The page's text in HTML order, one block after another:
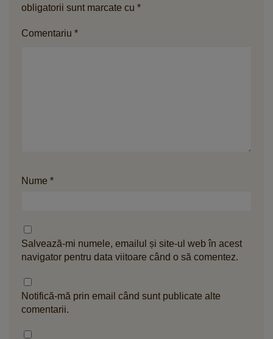
obligatorii sunt marcate cu *
Comentariu *
Nume *
Salvează-mi numele, emailul și site-ul web în acest
navigator pentru data viitoare când o să comentez.
Notifică-mă prin email când sunt publicate alte
comentarii.